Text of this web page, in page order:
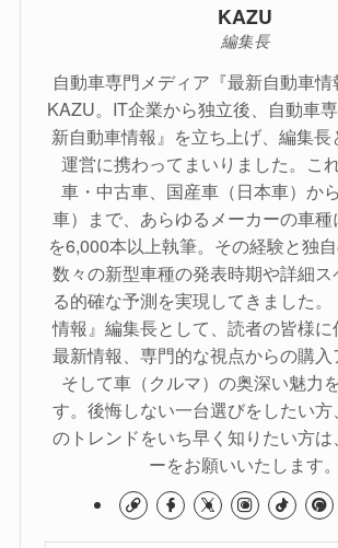
KAZU
編集長
自動車専門メディア『最新自動車
KAZU。IT企業から独立後、自動車
新自動車情報』を立ち上げ、編集長
運営に携わってまいりました。こ
車・中古車、国産車（日本車）か
車）まで、あらゆるメーカーの車
を6,000本以上執筆。その経験と独自
数々の新型車種の発表時期や詳細
る的確な予測を実現してきました
情報』編集長として、読者の皆様
最新情報、専門的な視点からの購入
そして車（クルマ）の奥深い魅力
す。後悔しない一台選びをしたい
のトレンドをいち早く知りたい方は
ーをお願いいたします。